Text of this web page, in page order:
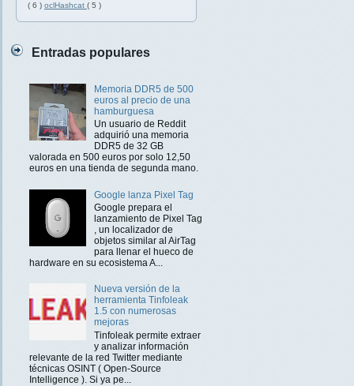
( 6 ) oclHashcat ( 5 )
Entradas populares
Memoria DDR5 de 500
euros al precio de una
hamburguesa
Un usuario de Reddit
adquirió una memoria
DDR5 de 32 GB
valorada en 500 euros por solo 12,50
euros en una tienda de segunda mano.
Google lanza Pixel Tag
Google prepara el
lanzamiento de Pixel Tag
, un localizador de
objetos similar al AirTag
para llenar el hueco de
hardware en su ecosistema A...
Nueva versión de la
herramienta Tinfoleak
1.5 con numerosas
mejoras
Tinfoleak permite extraer
y analizar información
relevante de la red Twitter mediante
técnicas OSINT ( Open-Source
Intelligence ). Si ya pe...